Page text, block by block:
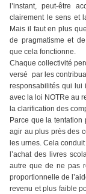
l’instant, peut-être
clairement le sens et
Mais il faut en plus
de pragmatisme et
que cela fonctionne.
Chaque collectivité
versé par les
responsabilités qui lui
avec la loi NOTRe au
la clarification des
Parce que la
agir au plus près des
les urnes. Cela
l’achat des livres
autre que de ne pas
proportionnelle de
revenu et plus faible